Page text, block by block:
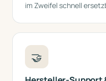
im Zweifel schnell
🤝